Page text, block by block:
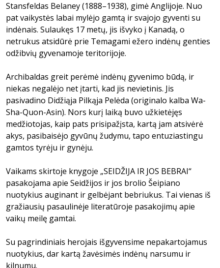
Stansfeldas Belaney (1888–1938), gimė Anglijoje. Nuo
pat vaikystės labai mylėjo gamtą ir svajojo gyventi su
indėnais. Sulaukęs 17 metų, jis išvyko į Kanadą, o
netrukus atsidūrė prie Temagami ežero indėnų genties
odžibvių gyvenamoje teritorijoje.
Archibaldas greit perėmė indėnų gyvenimo būdą, ir
niekas negalėjo net įtarti, kad jis nevietinis. Jis
pasivadino Didžiąja Pilkąja Pelėda (originalo kalba Wa-
Sha-Quon-Asin). Nors kurį laiką buvo užkietėjęs
medžiotojas, kaip pats prisipažįsta, kartą jam atsivėrė
akys, pasibaisėjo gyvūnų žudymu, tapo entuziastingu
gamtos tyrėju ir gynėju.
Vaikams skirtoje knygoje „SEIDŽIJA IR JOS BEBRAI“
pasakojama apie Seidžijos ir jos brolio Šeipiano
nuotykius auginant ir gelbėjant bebriukus. Tai vienas iš
gražiausių pasaulinėje literatūroje pasakojimų apie
vaikų meilę gamtai.
Su pagrindiniais herojais išgyvensime nepakartojamus
nuotykius, dar kartą žavėsimės indėnų narsumu ir
kilnumu.